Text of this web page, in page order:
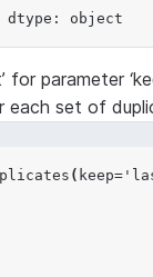
dtype: object
for parameter
each set of
( keep=